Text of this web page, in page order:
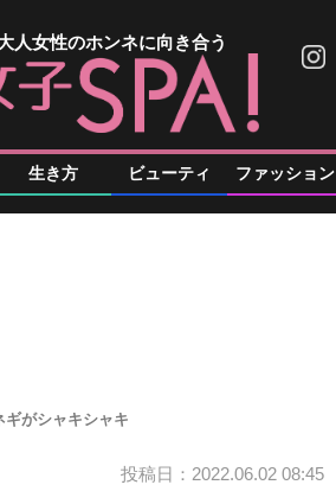
人女性のホンネに向き合う
生き方 ビューティ ファッション
がシャキシャキ
投稿日：2022.06.02 08:45